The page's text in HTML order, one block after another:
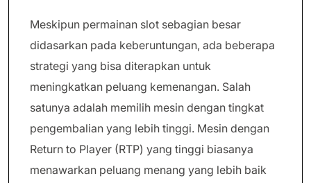
Meskipun permainan slot sebagian besar
didasarkan pada keberuntungan, ada beberapa
strategi yang bisa diterapkan untuk
meningkatkan peluang kemenangan. Salah
satunya adalah memilih mesin dengan tingkat
pengembalian yang lebih tinggi. Mesin dengan
Return to Player (RTP) yang tinggi biasanya
menawarkan peluang menang yang lebih baik